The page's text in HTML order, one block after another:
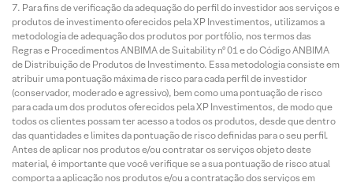
Para fins de verificação da adequação do perfil do investidor aos serviços e
produtos de investimento oferecidos pela XP Investimentos, utilizamos a
metodologia de adequação dos produtos por portfólio, nos termos das
Regras e Procedimentos ANBIMA de Suitability nº 01 e do Código ANBIMA
de Distribuição de Produtos de Investimento. Essa metodologia consiste em
atribuir uma pontuação máxima de risco para cada perfil de investidor
(conservador, moderado e agressivo), bem como uma pontuação de risco
para cada um dos produtos oferecidos pela XP Investimentos, de modo que
todos os clientes possam ter acesso a todos os produtos, desde que dentro
das quantidades e limites da pontuação de risco definidas para o seu perfil.
Antes de aplicar nos produtos e/ou contratar os serviços objeto deste
material, é importante que você verifique se a sua pontuação de risco atual
comporta a aplicação nos produtos e/ou a contratação dos serviços em